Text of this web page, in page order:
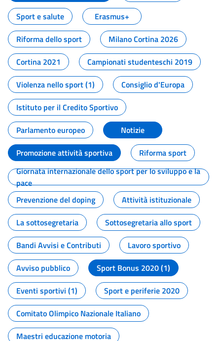
Sport e salute
Erasmus+
Riforma dello sport
Milano Cortina 2026
Cortina 2021
Campionati studenteschi 2019
Violenza nello sport (1)
Consiglio d'Europa
Istituto per il Credito Sportivo
Parlamento europeo
Notizie
Promozione attività sportiva
Riforma sport
Giornata internazionale dello sport per lo sviluppo e la
pace
Prevenzione del doping
Attività istituzionale
La sottosegretaria
Sottosegretaria allo sport
Bandi Avvisi e Contributi
Lavoro sportivo
Avviso pubblico
Sport Bonus 2020 (1)
Eventi sportivi (1)
Sport e periferie 2020
Comitato Olimpico Nazionale Italiano
Maestri educazione motoria